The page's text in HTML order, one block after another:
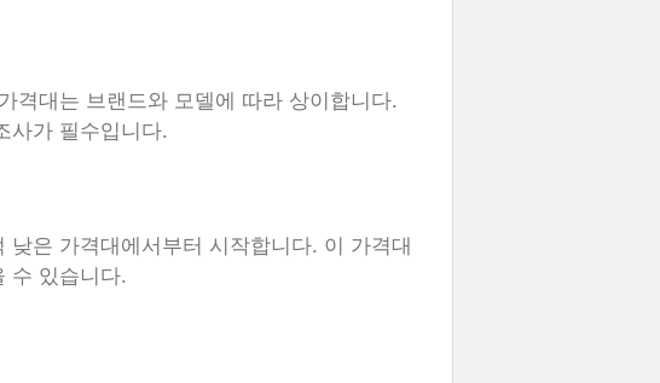
격대는 브랜드와 모델에 따라 상이합니다.
사가 필수입니다.
은 가격대에서부터 시작합니다. 이 가격대
수 있습니다.